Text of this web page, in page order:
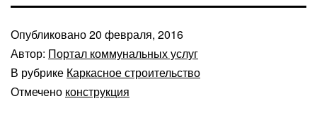
Опубликовано20 февраля, 2016
Автор: Портал коммунальных услуг
В рубрике Каркасное строительство
Отмечено конструкция